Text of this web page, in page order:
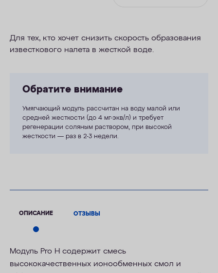
Для тех, кто хочет снизить скорость образования
известкового налета в жесткой воде.
Обратите внимание
Умягчающий модуль рассчитан на воду малой или
средней жесткости (до 4 мг-экв/л) и требует
регенерации соляным раствором, при высокой
жесткости — раз в 2-3 недели.
ОПИСАНИЕ ОТЗЫВЫ
Модуль Pro Н содержит смесь
высококачественных ионообменных смол и